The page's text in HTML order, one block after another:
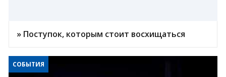
» Поступок, которым стоит восхищаться
СОБЫТИЯ